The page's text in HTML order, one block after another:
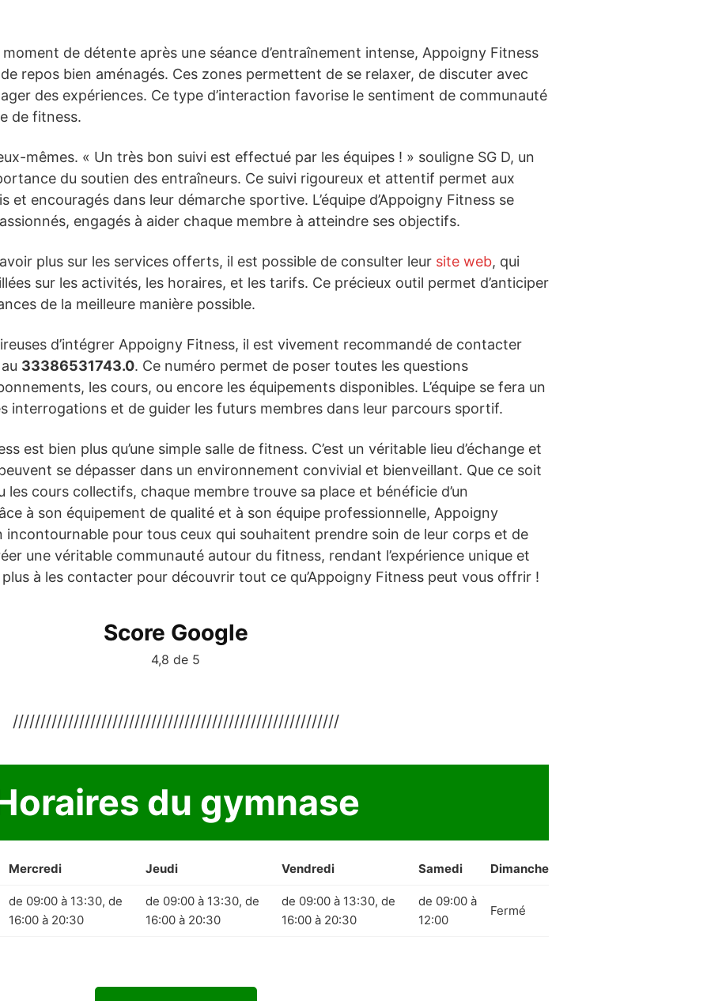
de détente après une séance d’entraînement intense, Appoigny Fitness
repos bien aménagés. Ces zones permettent de se relaxer, de discuter avec
des expériences. Ce type d’interaction favorise le sentiment de communauté
de fitness.
mêmes. « Un très bon suivi est effectué par les équipes ! » souligne SG D, un
du soutien des entraîneurs. Ce suivi rigoureux et attentif permet aux
et encouragés dans leur démarche sportive. L’équipe d’Appoigny Fitness se
engagés à aider chaque membre à atteindre ses objectifs.
plus sur les services offerts, il est possible de consulter leur site web, qui
sur les activités, les horaires, et les tarifs. Ce précieux outil permet d’anticiper
de la meilleure manière possible.
d’intégrer Appoigny Fitness, il est vivement recommandé de contacter
33386531743.0. Ce numéro permet de poser toutes les questions
les cours, ou encore les équipements disponibles. L’équipe se fera un
interrogations et de guider les futurs membres dans leur parcours sportif.
est bien plus qu’une simple salle de fitness. C’est un véritable lieu d’échange et
se dépasser dans un environnement convivial et bienveillant. Que ce soit
les cours collectifs, chaque membre trouve sa place et bénéficie d’un
à son équipement de qualité et à son équipe professionnelle, Appoigny
incontournable pour tous ceux qui souhaitent prendre soin de leur corps et de
une véritable communauté autour du fitness, rendant l’expérience unique et
plus à les contacter pour découvrir tout ce qu’Appoigny Fitness peut vous offrir !
Score Google
4,8 de 5
///////////////////////////////////////////////////////////
du gymnase
Mercredi Jeudi Vendredi Samedi Dimanche
de 09:00 à 13:30, de
16:00 à 20:30
de 09:00 à 13:30, de
16:00 à 20:30
de 09:00 à 13:30, de
16:00 à 20:30
de 09:00 à
12:00
Fermé